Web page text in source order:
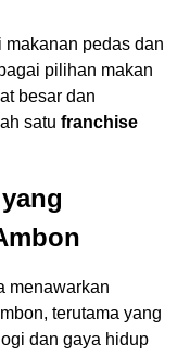
makanan pedas dan
pilihan makan
besar dan
satu franchise
menawarkan
terutama yang
dan gaya hidup